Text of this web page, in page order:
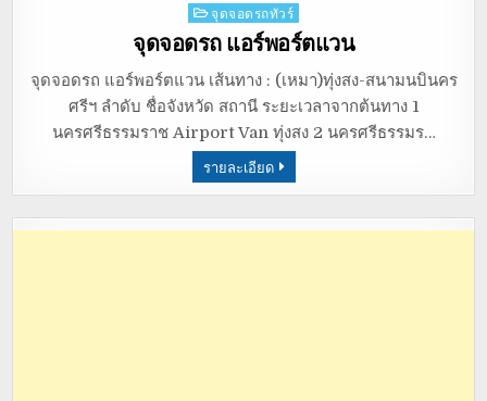
Posted
in
จุดจอดรถทัวร์
จุดจอดรถ แอร์พอร์ตแวน
จุดจอดรถ แอร์พอร์ตแวน เส้นทาง : (เหมา)ทุ่งสง-สนามนบินคร
ศรีฯ ลำดับ ชื่อจังหวัด สถานี ระยะเวลาจากต้นทาง 1
นครศรีธรรมราช Airport Van ทุ่งสง 2 นครศรีธรรมร…
รายละเอียด